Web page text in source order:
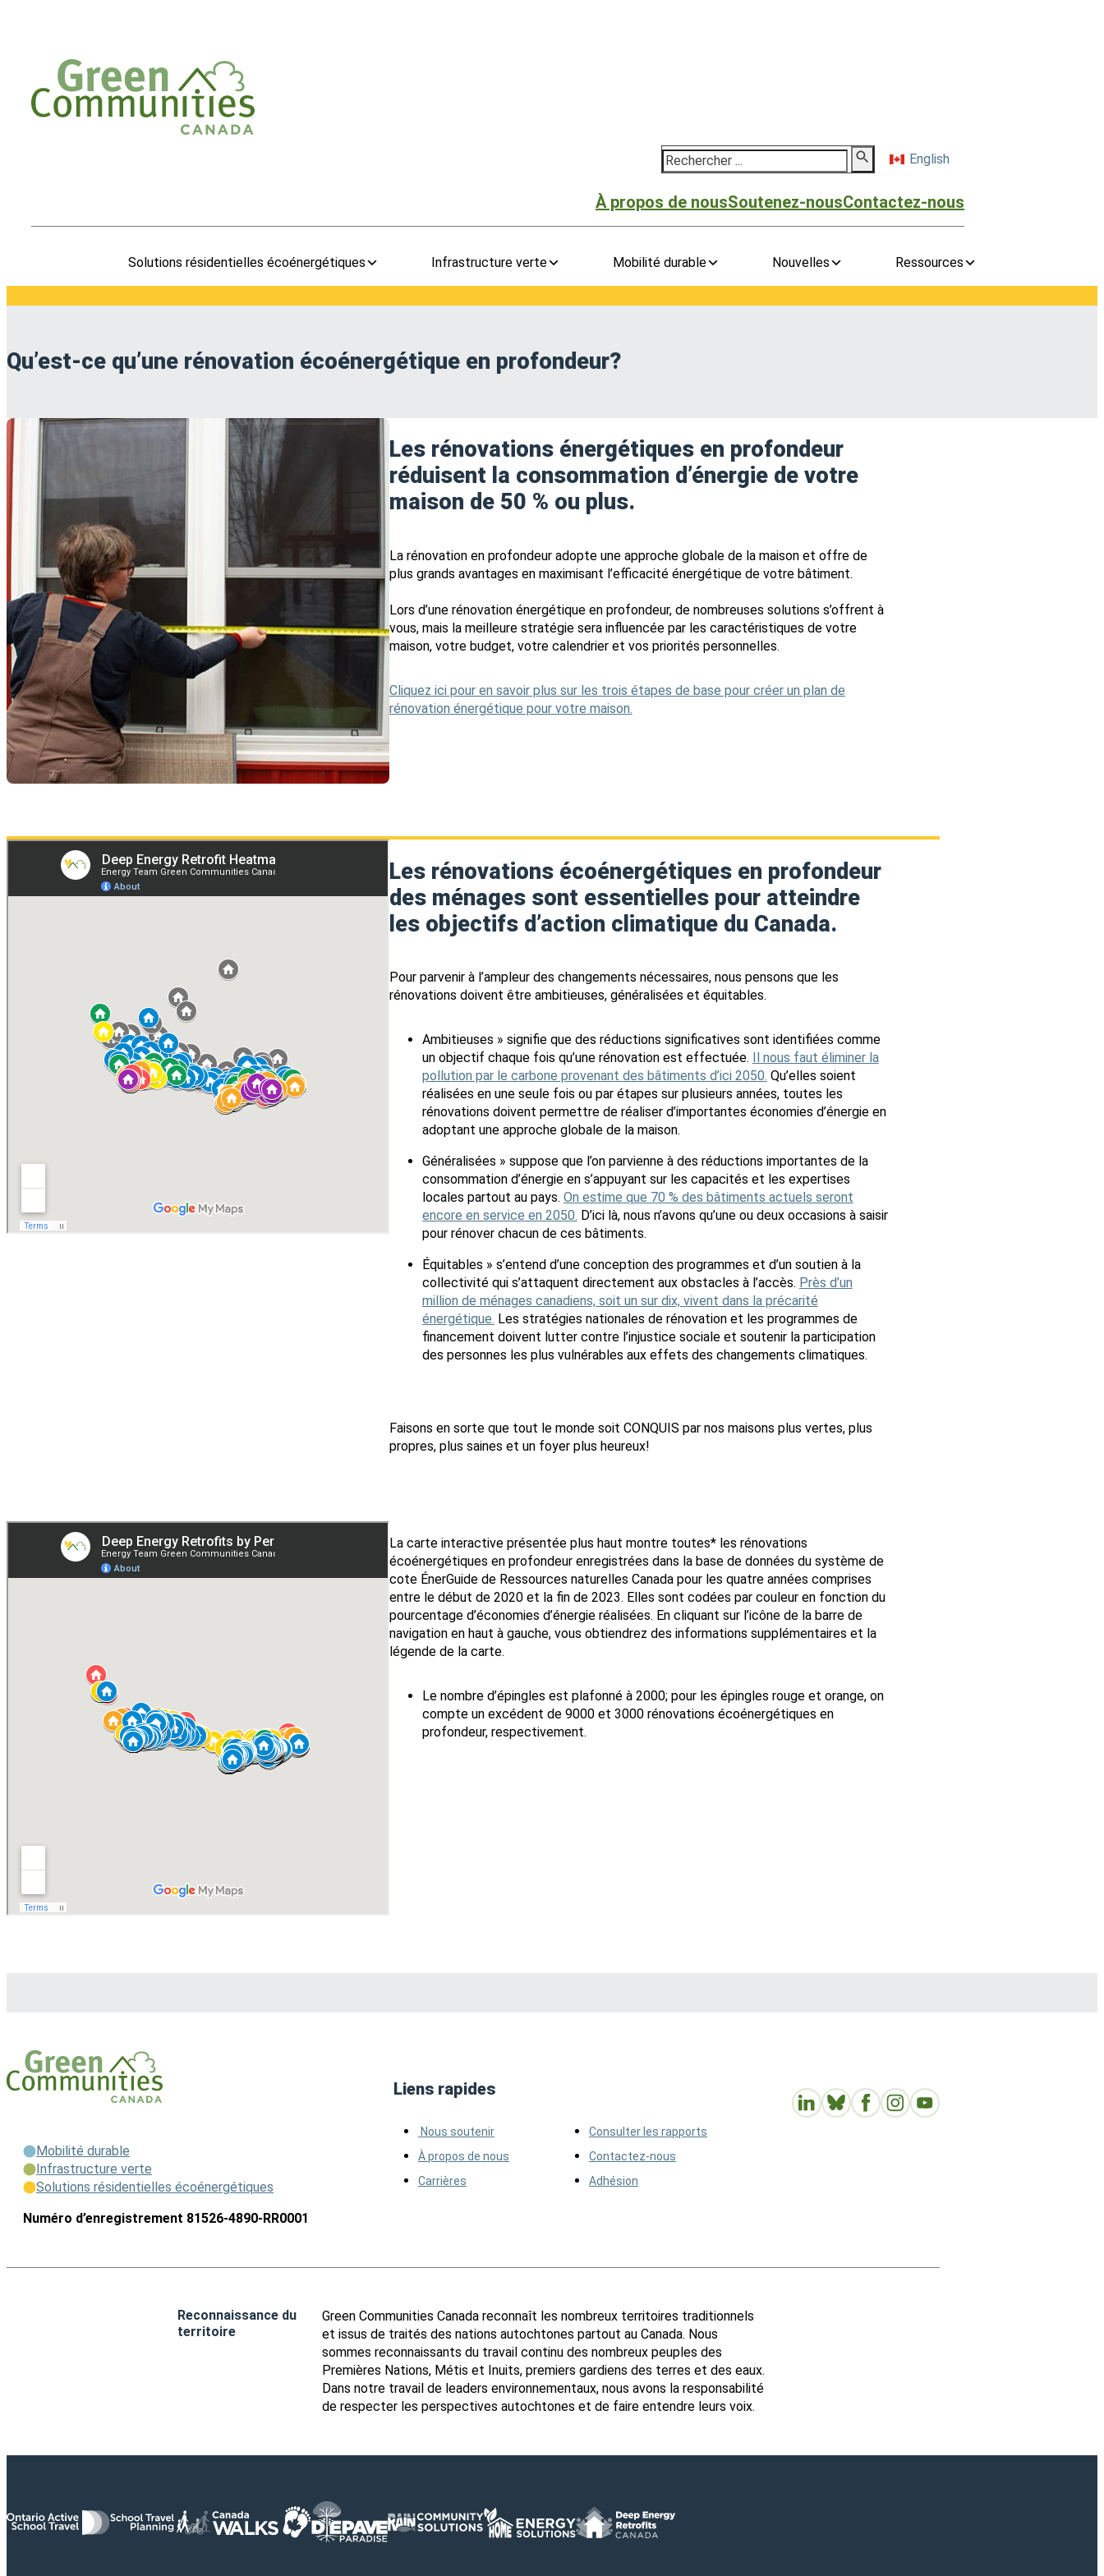
Rechercher English
À propos de nousSoutenez-nousContactez-nous
Solutions résidentielles écoénergétiques Infrastructure verte Mobilité durable Nouvelles Ressources
Qu’est-ce qu’une rénovation écoénergétique en profondeur?
Les rénovations énergétiques en profondeur
réduisent la consommation d’énergie de votre
maison de 50 % ou plus.
La rénovation en profondeur adopte une approche globale de la maison et offre de
plus grands avantages en maximisant l’efficacité énergétique de votre bâtiment.
Lors d’une rénovation énergétique en profondeur, de nombreuses solutions s’offrent à
vous, mais la meilleure stratégie sera influencée par les caractéristiques de votre
maison, votre budget, votre calendrier et vos priorités personnelles.
Cliquez ici pour en savoir plus sur les trois étapes de base pour créer un plan de
rénovation énergétique pour votre maison.
Les rénovations écoénergétiques en profondeur
des ménages sont essentielles pour atteindre
les objectifs d’action climatique du Canada.
Pour parvenir à l’ampleur des changements nécessaires, nous pensons que les
rénovations doivent être ambitieuses, généralisées et équitables.
Ambitieuses » signifie que des réductions significatives sont identifiées comme
un objectif chaque fois qu’une rénovation est effectuée.
Il nous faut éliminer la
pollution par le carbone provenant des bâtiments d’ici 2050. Qu’elles soient
réalisées en une seule fois ou par étapes sur plusieurs années, toutes les
rénovations doivent permettre de réaliser d’importantes économies d’énergie en
adoptant une approche globale de la maison.
Généralisées » suppose que l’on parvienne à des réductions importantes de la
consommation d’énergie en s’appuyant sur les capacités et les expertises
locales partout au pays. On estime que 70 % des bâtiments actuels seront
encore en service en 2050. D’ici là, nous n’avons qu’une ou deux occasions à saisir
pour rénover chacun de ces bâtiments.
Équitables » s’entend d’une conception des programmes et d’un soutien à la
collectivité qui s’attaquent directement aux obstacles à l’accès. Près d’un
million de ménages canadiens, soit un sur dix, vivent dans la précarité
énergétique. Les stratégies nationales de rénovation et les programmes de
financement doivent lutter contre l’injustice sociale et soutenir la participation
des personnes les plus vulnérables aux effets des changements climatiques.
Faisons en sorte que tout le monde soit CONQUIS par nos maisons plus vertes, plus
propres, plus saines et un foyer plus heureux!
La carte interactive présentée plus haut montre toutes* les rénovations
écoénergétiques en profondeur enregistrées dans la base de données du système de
cote ÉnerGuide de Ressources naturelles Canada pour les quatre années comprises
entre le début de 2020 et la fin de 2023. Elles sont codées par couleur en fonction du
pourcentage d’économies d’énergie réalisées. En cliquant sur l’icône de la barre de
navigation en haut à gauche, vous obtiendrez des informations supplémentaires et la
légende de la carte.
Le nombre d’épingles est plafonné à 2000; pour les épingles rouge et orange, on
compte un excédent de 9000 et 3000 rénovations écoénergétiques en
profondeur, respectivement.
Mobilité durable
Infrastructure verte
Solutions résidentielles écoénergétiques
Numéro d’enregistrement 81526-4890-RR0001
Liens rapides
Nous soutenir
À propos de nous
Carrières
Consulter les rapports
Contactez-nous
Adhésion
Reconnaissance du
territoire
Green Communities Canada reconnaît les nombreux territoires traditionnels
et issus de traités des nations autochtones partout au Canada. Nous
sommes reconnaissants du travail continu des nombreux peuples des
Premières Nations, Métis et Inuits, premiers gardiens des terres et des eaux.
Dans notre travail de leaders environnementaux, nous avons la responsabilité
de respecter les perspectives autochtones et de faire entendre leurs voix.